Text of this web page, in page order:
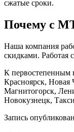
сжатые сроки.
Почему с
Наша компания
скидками. Работая
К первостепенным
Красноярск, Новая
Магнитогорск,
Новокузнецк,
Запись